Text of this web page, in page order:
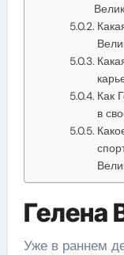
Как
в
Гелена
Уже в раннем